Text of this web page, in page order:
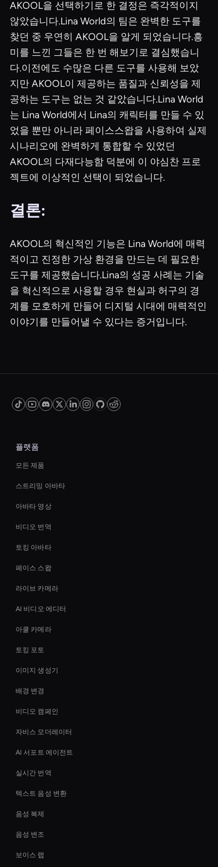
AKOOL을 선택하기로 한 결정은 즉각적이지
않았습니다.Lina World의 팀은 완벽한 도구를
찾던 중 우연히 AKOOL을 알게 되었습니다.흥
미를 느낀 그들은 한 번 해보기로 결심했습니
다.이전에도 수많은 다른 도구를 사용해 보았
지만 AKOOL이 제공하는 품질과 신뢰성을 제
공하는 도구는 없는 것 같았습니다.Lina World
는 Lina World에서 Lina의 캐릭터를 만들 수 있
었을 뿐만 아니라 페이스스왑을 사용하여 실제
시나리오에 완벽하게 통합할 수 있었던
AKOOL의 다재다능함 덕분에 이 야심찬 프로
젝트에 이상적인 선택이 되었습니다.
결론:
AKOOL의 혁신적인 기능은 Lina World에 매력
적이고 진정한 가상 환경을 만드는 데 필요한
도구를 제공했습니다.Lina의 성공 사례는 기술
을 혁신적으로 사용할 경우 현실과 허구의 경
계를 모호하게 만들어 디지털 시대에 매력적인
이야기를 만들어낼 수 있다는 증거입니다.
플랫폼
모든 제품
스트리밍 아바타
아바타 영상
비디오 번역
토킹 아바타
페이스 스왑
라이브 카메라
AI 비디오 에디터
아쿨 카메라
토킹 포토
이미지 생성기
배경 변경
비디오 캠페인
자비스 모더레이터
AI 서포트 에이전트
실시간 번역
텍스트 음성 변환
음성 복제
음성 변조
보이스 랩